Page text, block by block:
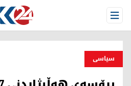
Open Menu
سیاسی